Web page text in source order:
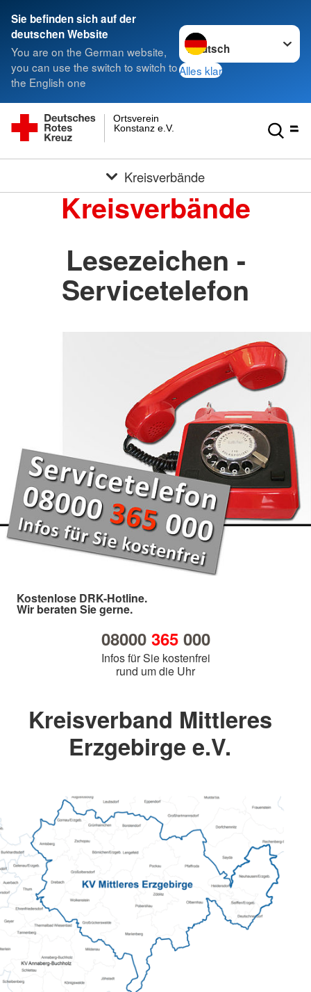
Sie befinden sich auf der
deutschen Website
You are on the German website,
you can use the switch to switch to
the English one
Sprache wechseln zu
Alles klar
Konstanz e.V.
Ortsverein
Kreisverbände
Kreisverbände
Lesezeichen -
Servicetelefon
Kostenlose DRK-Hotline.
Wir beraten Sie gerne.
08000 365000
Infos für Sie kostenfrei
rund um die Uhr
Kreisverband Mittleres
Erzgebirge e.V.